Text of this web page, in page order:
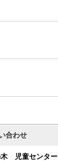
合わせ
木 児童センター